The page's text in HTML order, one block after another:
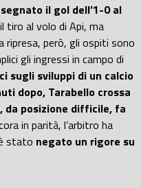
il gol dell’1-0 al
tiro al volo di Api, ma
però, gli ospiti sono
gli ingressi in campo di
sugli sviluppi di un calcio
dopo, Tarabello crossa
da posizione difficile, fa
in parità, l’arbitro ha
stato negato un rigore su